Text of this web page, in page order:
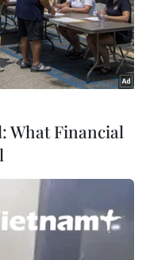
tước quốc
công bố kế hoạch
What Financial